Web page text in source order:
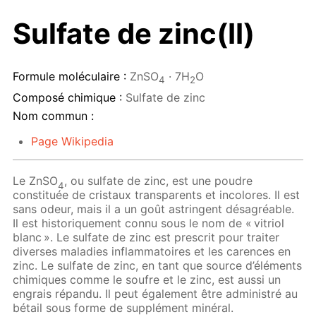
Sulfate de zinc(II)
Formule moléculaire : ZnSO4 · 7H2O
Composé chimique : Sulfate de zinc
Nom commun :
Page Wikipedia
Le ZnSO4, ou sulfate de zinc, est une poudre
constituée de cristaux transparents et incolores. Il est
sans odeur, mais il a un goût astringent désagréable.
Il est historiquement connu sous le nom de « vitriol
blanc ». Le sulfate de zinc est prescrit pour traiter
diverses maladies inflammatoires et les carences en
zinc. Le sulfate de zinc, en tant que source d’éléments
chimiques comme le soufre et le zinc, est aussi un
engrais répandu. Il peut également être administré au
bétail sous forme de supplément minéral.